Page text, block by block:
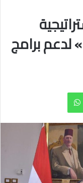
الوطنية لتغير المناخ ٢٠٥٠» لدعم برامج